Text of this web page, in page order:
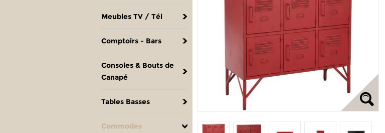
Meubles TV / Tél
Comptoirs - Bars
Consoles & Bouts de
Canapé
Tables Basses
Commodes